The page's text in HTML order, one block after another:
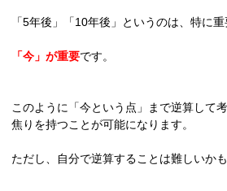
「5年後」「10年後」というのは、特に重
「今」が重要です。
このように「今という点」まで逆算して
焦りを持つことが可能になります。
ただし、自分で逆算することは難しいかも